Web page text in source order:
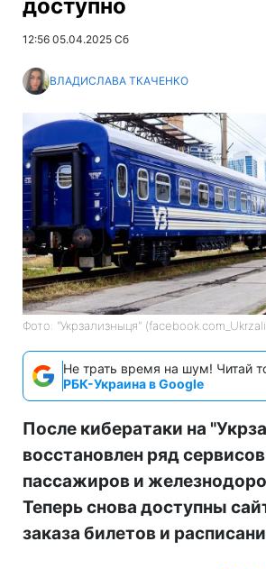
доступно
12:56 05.04.2025 Сб
ВЛАДИСЛАВА ТКАЧЕНКО
Фото: "Укрзализныця"
Не трать время на шум! Читай
РБК-Украина в Google
После кибератаки на
восстановлен ряд
пассажиров и
Теперь снова доступны
заказа билетов и